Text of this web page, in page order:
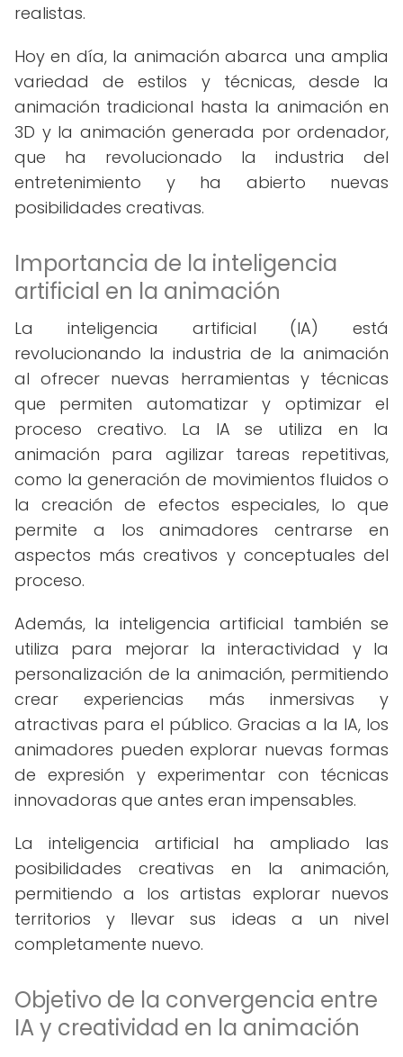
realistas.
Hoy en día, la animación abarca una amplia
variedad de estilos y técnicas, desde la
animación tradicional hasta la animación en
3D y la animación generada por ordenador,
que ha revolucionado la industria del
entretenimiento y ha abierto nuevas
posibilidades creativas.
Importancia de la inteligencia
artificial en la animación
La inteligencia artificial (IA) está
revolucionando la industria de la animación
al ofrecer nuevas herramientas y técnicas
que permiten automatizar y optimizar el
proceso creativo. La IA se utiliza en la
animación para agilizar tareas repetitivas,
como la generación de movimientos fluidos o
la creación de efectos especiales, lo que
permite a los animadores centrarse en
aspectos más creativos y conceptuales del
proceso.
Además, la inteligencia artificial también se
utiliza para mejorar la interactividad y la
personalización de la animación, permitiendo
crear experiencias más inmersivas y
atractivas para el público. Gracias a la IA, los
animadores pueden explorar nuevas formas
de expresión y experimentar con técnicas
innovadoras que antes eran impensables.
La inteligencia artificial ha ampliado las
posibilidades creativas en la animación,
permitiendo a los artistas explorar nuevos
territorios y llevar sus ideas a un nivel
completamente nuevo.
Objetivo de la convergencia entre
IA y creatividad en la animación